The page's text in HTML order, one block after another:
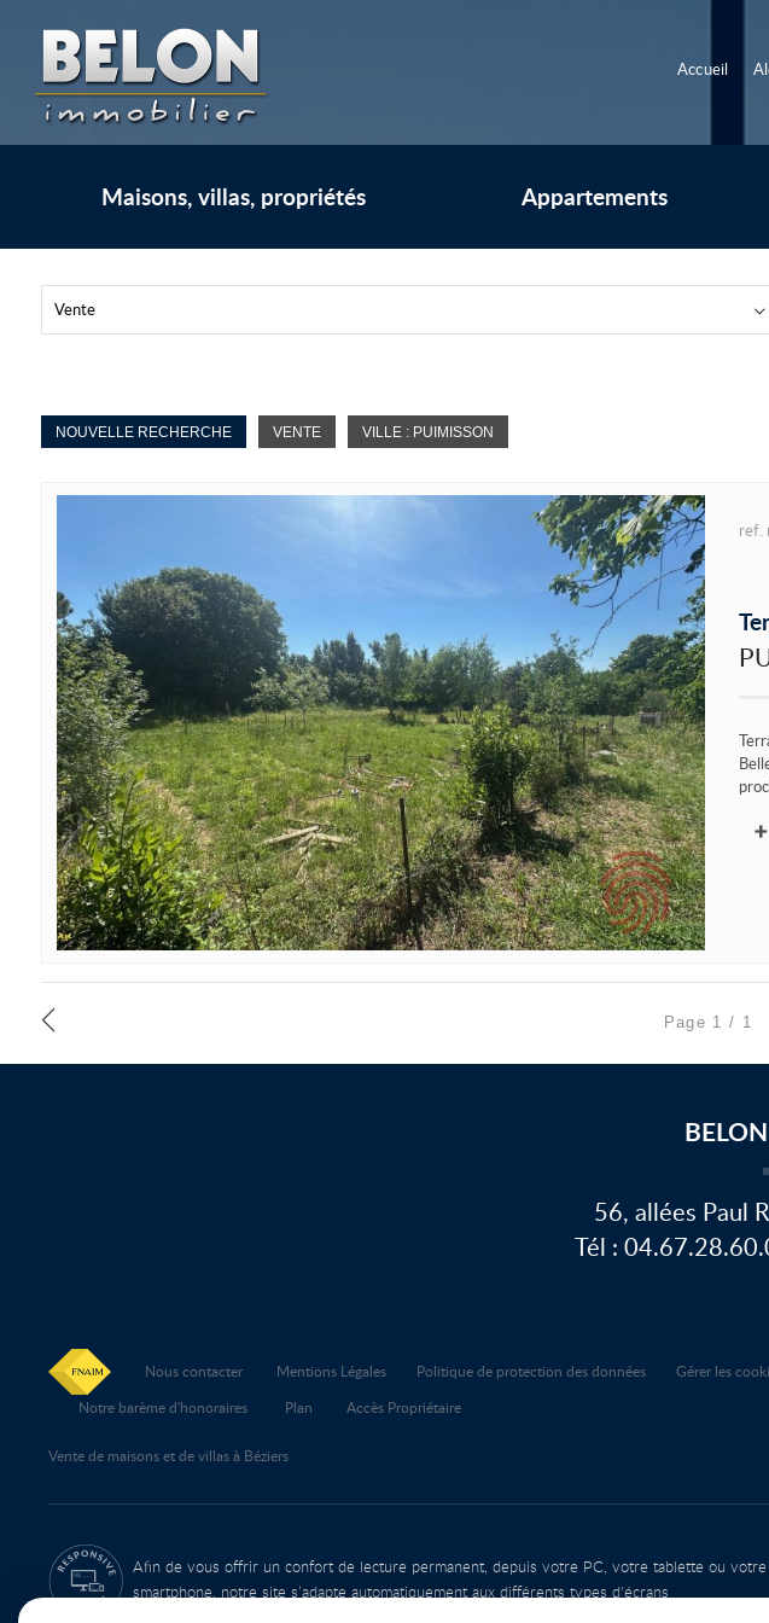
Accueil
Maisons, villas, propriétés Appartements
Vente
NOUVELLE RECHERCHE VENTE VILLE : PUIMISSON
ref.
Page 1 / 1
56, allées Paul
Tél :
Nous contacter Mentions Légales Politique de protection des données
Gérer les
Notre barème d'honoraires
Plan Accès Propriétaire
Vente de maisons et de villas à Béziers
Afin de vous offrir un confort de lecture permanent, depuis votre PC, votre tablette ou votre
smartphone, notre site s’adapte automatiquement aux différents types d'écrans